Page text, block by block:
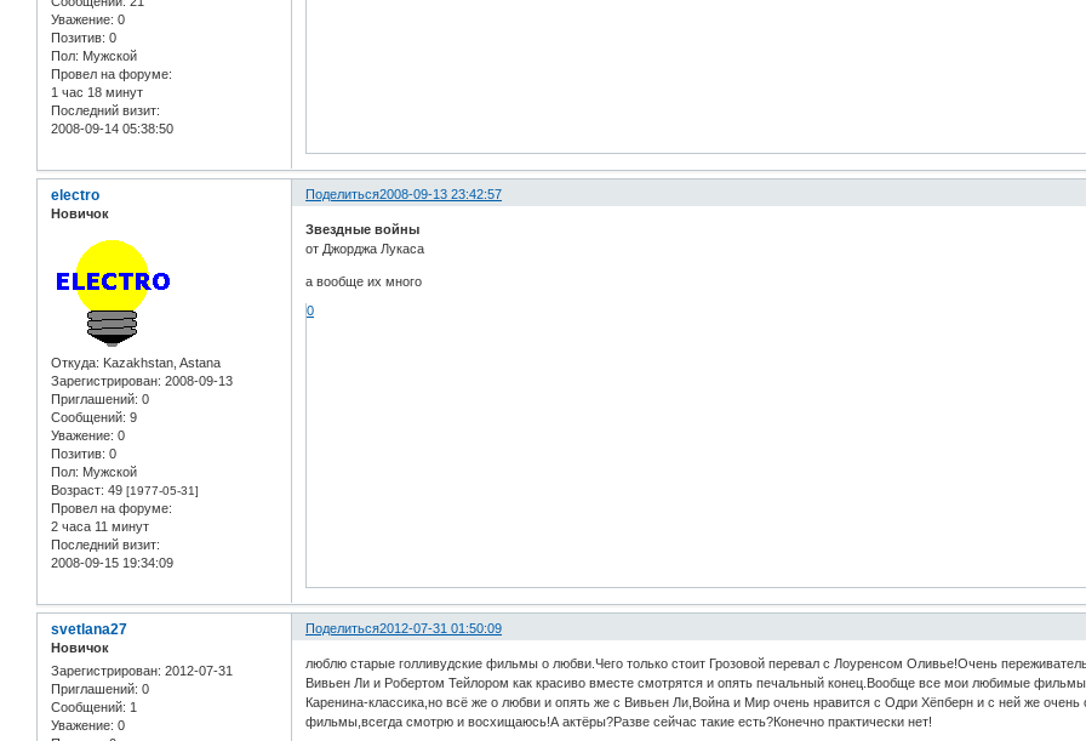
Уважение: 0
Позитив: 0
Пол: Мужской
Провел на форуме:
1 час 18 минут
Последний визит:
2008-09-14 05:38:50
Поделиться2008-09-13 23:42:57
electro
Новичок
Откуда: Kazakhstan, Astana
Зарегистрирован: 2008-09-13
Приглашений: 0
Сообщений: 9
Уважение: 0
Позитив: 0
Пол: Мужской
Возраст: 49 [1977-05-31]
Провел на форуме:
2 часа 11 минут
Последний визит:
2008-09-15 19:34:09
Звездные войны
от Джорджа Лукаса
а вообще их много
0
Поделиться2012-07-31 01:50:09
svetlana27
Новичок
Зарегистрирован: 2012-07-31
Приглашений: 0
Сообщений: 1
Уважение: 0
люблю старые голливудские фильмы о любви.Чего только стоит Грозовой перевал с Лоуренсом Оливье!Очень
Вивьен Ли и Робертом Тейлором как красиво вместе смотрятся и опять печальный конец.Вообще все мои любимые
Каренина-классика,но всё же о любви и опять же с Вивьен Ли,Война и Мир очень нравится с Одри Хёпберн и с ней же
фильмы,всегда смотрю и восхищаюсь!А актёры?Разве сейчас такие есть?Конечно практически нет!